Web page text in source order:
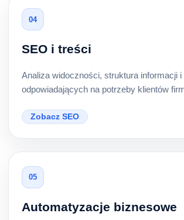
04
SEO i treści
Analiza widoczności, struktura informacji
odpowiadających na potrzeby klientów
Zobacz SEO
05
Automatyzacje biznesowe